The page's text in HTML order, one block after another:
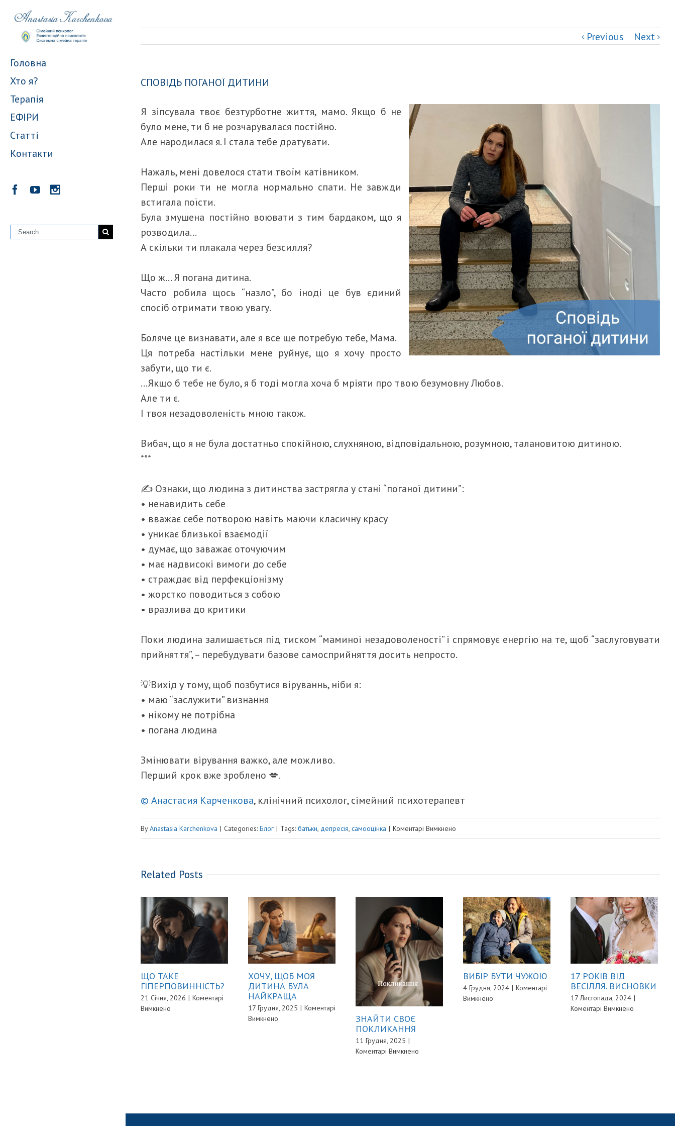
Головна
Хто я?
Терапія
ЕФІРИ
Статті
Контакти
Previous Next
СПОВІДЬ ПОГАНОЇ ДИТИНИ
Я зіпсувала твоє безтурботне життя, мамо. Якщо б не
було мене, ти б не розчарувалася постійно.
Але народилася я. І стала тебе дратувати.
Нажаль, мені довелося стати твоїм катівником.
Перші роки ти не могла нормально спати. Не завжди
встигала поїсти.
Була змушена постійно воювати з тим бардаком, що я
розводила…
А скільки ти плакала через безсилля?
Що ж… Я погана дитина.
Часто робила щось “назло”, бо іноді це був єдиний
спосіб отримати твою увагу.
Боляче це визнавати, але я все ще потребую тебе, Мама.
Ця потреба настільки мене руйнує, що я хочу просто
забути, що ти є.
…Якщо б тебе не було, я б тоді могла хоча б мріяти про твою безумовну Любов.
Але ти є.
І твоя незадоволеність мною також.
Вибач, що я не була достатньо спокійною, слухняною, відповідальною, розумною, талановитою дитиною.
***
✍️ Ознаки, що людина з дитинства застрягла у стані “поганої дитини”:
• ненавидить себе
• вважає себе потворою навіть маючи класичну красу
• уникає близької взаємодії
• думає, що заважає оточуючим
• має надвисокі вимоги до себе
• страждає від перфекціонізму
• жорстко поводиться з собою
• вразлива до критики
Поки людина залишається під тиском “маминої незадоволеності” і спрямовує енергію на те, щоб “заслуговувати
прийняття”, – перебудувати базове самосприйняття досить непросто.
💡Вихід у тому, щоб позбутися віруваннь, ніби я:
• маю “заслужити” визнання
• нікому не потрібна
• погана людина
Змінювати вірування важко, але можливо.
Перший крок вже зроблено 💋.
© Анастасия Карченкова, клінічний психолог, сімейний психотерапевт
ByAnastasia Karchenkova | Categories: Блог | Tags: батьки, депресія, самооцінка | Коментарі Вимкнено
Related Posts
ЩО ТАКЕ
ГІПЕРПОВИННІСТЬ?
21 Січня, 2026 | Коментарі
Вимкнено
ХОЧУ, ЩОБ МОЯ
ДИТИНА БУЛА
НАЙКРАЩА
17 Грудня, 2025 | Коментарі
Вимкнено
ЗНАЙТИ СВОЄ
ПОКЛИКАННЯ
11 Грудня, 2025 |
Коментарі Вимкнено
ВИБІР БУТИ ЧУЖОЮ
4 Грудня, 2024 | Коментарі
Вимкнено
17 РОКІВ ВІД
ВЕСІЛЛЯ. ВИСНОВКИ
17 Листопада, 2024 |
Коментарі Вимкнено